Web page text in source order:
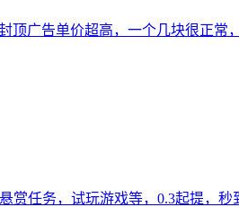
顶广告单价超高，一个几块很正
任务，试玩游戏等，0.3起提，秒